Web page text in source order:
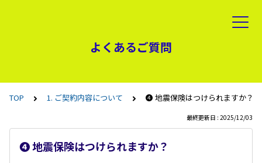
よくあるご質問
TOP 1. ご契約内容について ➍ 地震保険はつけられますか？
最終更新日 : 2025/12/03
➍ 地震保険はつけられますか？